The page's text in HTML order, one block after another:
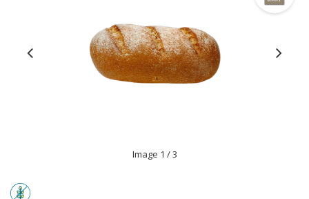
Image 1 / 3